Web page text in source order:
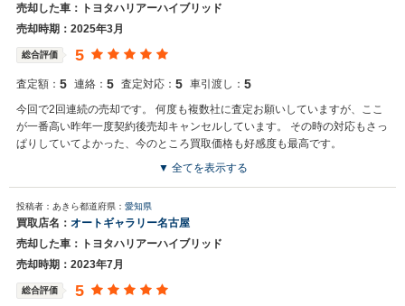
売却した車：トヨタハリアーハイブリッド
売却時期：2025年3月
総合評価 5
査定額： 5 連絡： 5 査定対応： 5 車引渡し： 5
今回で2回連続の売却です。 何度も複数社に査定お願いしていますが、ここ
が一番高い昨年一度契約後売却キャンセルしています。 その時の対応もさっ
ぱりしていてよかった、今のところ買取価格も好感度も最高です。
買取店からの返信
お世話になっております。 株式会社ネクステージでございます。 この
度はネクステージをご利用いただきまして誠にありがとうございまし
た。 弊社ではハリアーのようなSUVの専門店を展開している関係もあ
り、大変得意な車種となっております。SUVの他にもミニバンや輸入
いましたら是非お力添えできれば幸いでございます。 今後とも宜しく
▼ 全てを表示する
投稿者：あきら都道府県： 愛知県
買取店名： オートギャラリー名古屋
売却した車：トヨタハリアーハイブリッド
売却時期：2023年7月
総合評価 5